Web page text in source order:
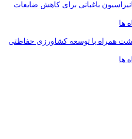
باغبانی برای کاهش ضایعات
ها
همراه با توسعه کشاورزی حفاظتی
ها